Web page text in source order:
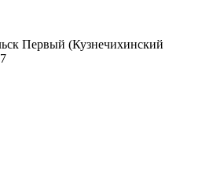
Первый (Кузнечихинский